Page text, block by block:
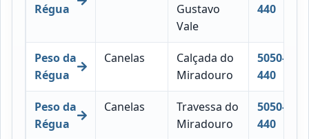
Régua
Gustavo
Vale
440
Peso da
Régua
Canelas
Calçada do
Miradouro
5050-
440
Peso da
Régua
Canelas
Travessa do
Miradouro
5050-
440